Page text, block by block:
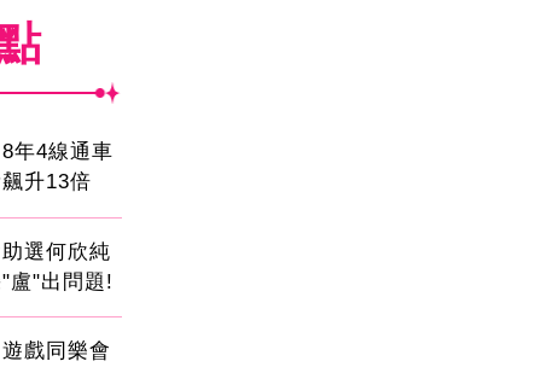
年4線通車
升13倍
選何欣純
盧"出問題!
戲同樂會